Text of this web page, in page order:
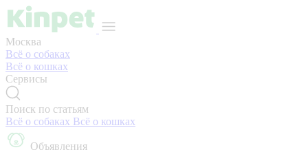
Москва
Всё о собаках
Всё о кошках
Сервисы
Поиск по статьям
Всё о собаках Всё о кошках
Объявления